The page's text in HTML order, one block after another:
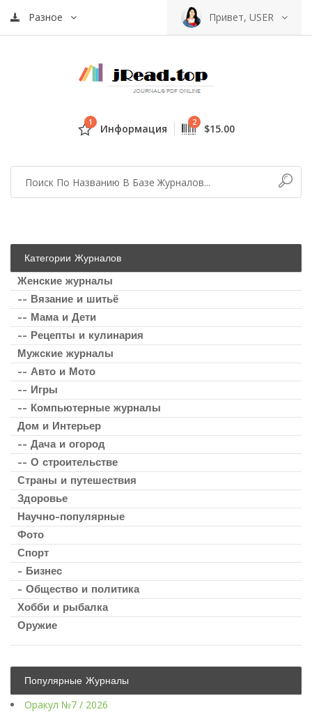
Разное Привет, USER
1 Информация 2 $15.00
Категории Журналов
Женские журналы
-- Вязание и шитьё
-- Мама и Дети
-- Рецепты и кулинария
Мужские журналы
-- Авто и Мото
-- Игры
-- Компьютерные журналы
Дом и Интерьер
-- Дача и огород
-- О строительстве
Страны и путешествия
Здоровье
Научно-популярные
Фото
Спорт
- Бизнес
- Общество и политика
Хобби и рыбалка
Оружие
Популярные Журналы
Оракул №7 / 2026